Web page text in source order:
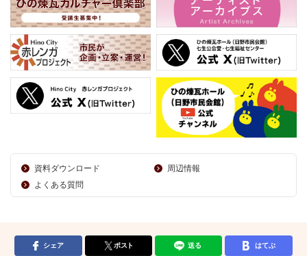
資料ダウンロード
周辺情報
よくある質問
シェア ポスト 送る はてぶ